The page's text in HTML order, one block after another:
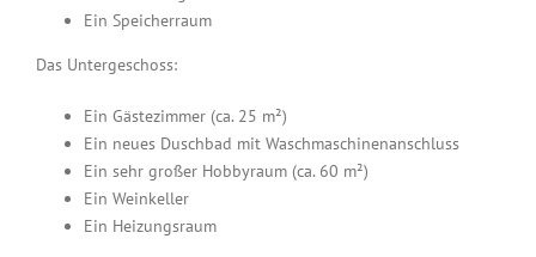
Ein Speicherraum
Das Untergeschoss:
Ein Gästezimmer (ca. 25 m²)
Ein neues Duschbad mit Waschmaschinenanschluss
Ein sehr großer Hobbyraum (ca. 60 m²)
Ein Weinkeller
Ein Heizungsraum